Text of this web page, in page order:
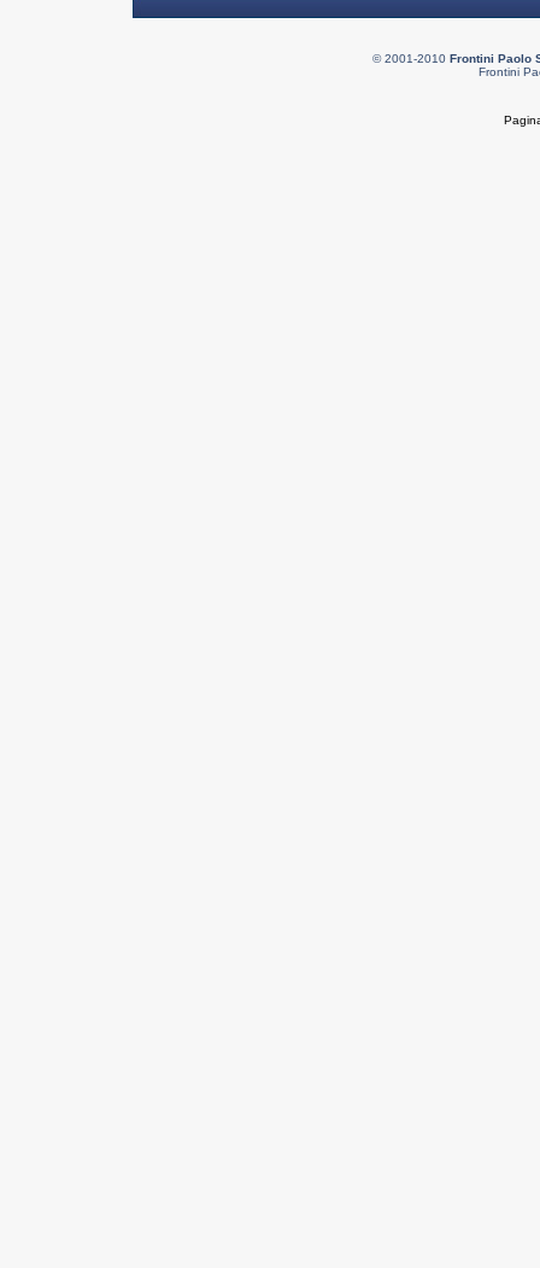
© 2001-2010 Frontini Paolo
Frontini